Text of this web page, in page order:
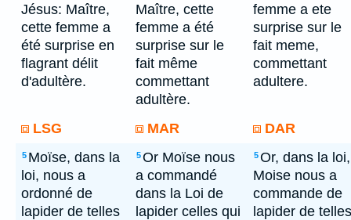
Jésus: Maître,
cette femme a
été surprise en
flagrant délit
d'adultère.
Maître, cette
femme a été
surprise sur le
fait même
commettant
adultère.
femme a ete
surprise sur le
fait meme,
commettant
adultere.
LSG MAR DAR
5 Moïse, dans la
loi, nous a
ordonné de
lapider de telles
5Or Moïse nous
a commandé
dans la Loi de
lapider celles qui
5Or, dans la loi,
Moise nous a
commande de
lapider de telles